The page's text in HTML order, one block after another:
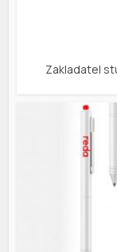
Zakladatel